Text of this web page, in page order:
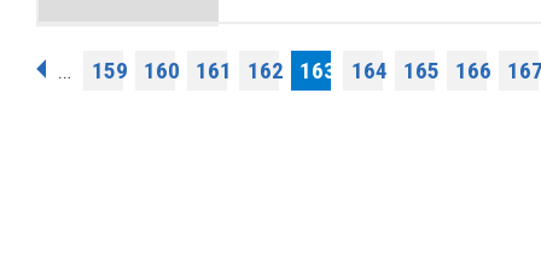
Σελίδες
… 159 160 161 162 163 164 165 166